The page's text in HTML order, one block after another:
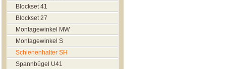
Blockset 41
Blockset 27
Montagewinkel MW
Montagewinkel S
Schienenhalter SH
Spannbügel U41